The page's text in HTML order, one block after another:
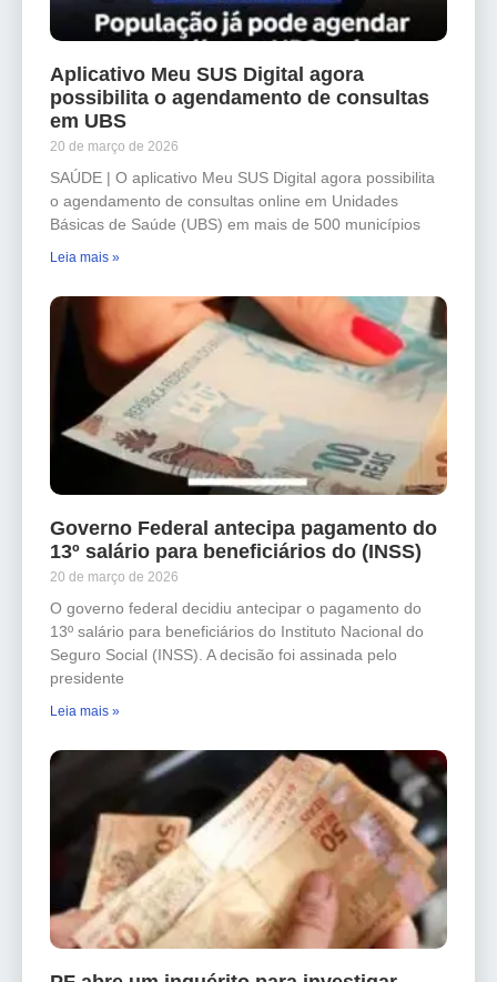
Aplicativo Meu SUS Digital agora
possibilita o agendamento de consultas
em UBS
20 de março de 2026
SAÚDE | O aplicativo Meu SUS Digital agora possibilita
o agendamento de consultas online em Unidades
Básicas de Saúde (UBS) em mais de 500 municípios
Leia mais »
Governo Federal antecipa pagamento do
13º salário para beneficiários do (INSS)
20 de março de 2026
O governo federal decidiu antecipar o pagamento do
13º salário para beneficiários do Instituto Nacional do
Seguro Social (INSS). A decisão foi assinada pelo
presidente
Leia mais »